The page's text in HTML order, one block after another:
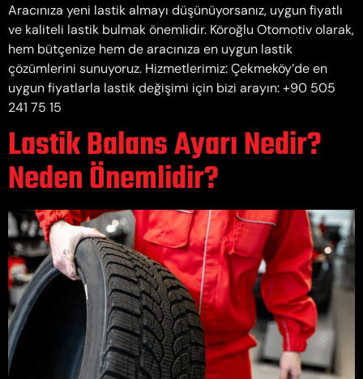
Aracınıza yeni lastik almayı düşünüyorsanız, uygun fiyatlı
ve kaliteli lastik bulmak önemlidir. Köroğlu Otomotiv olarak,
hem bütçenize hem de aracınıza en uygun lastik
çözümlerini sunuyoruz. Hizmetlerimiz: Çekmeköy’de en
uygun fiyatlarla lastik değişimi için bizi arayın: +90 505
241 75 15
Lastik Balans Ayarı Nedir?
Neden Önemlidir?